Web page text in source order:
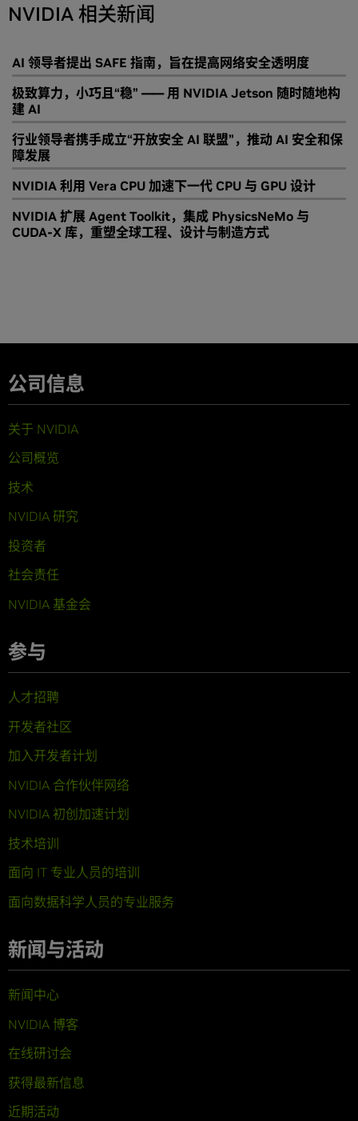
NVIDIA 相关新闻
AI 领导者提出 SAFE 指南，旨在提高网络安全透明度
极致算力，小巧且“稳” —— 用 NVIDIA Jetson 随时随地构
建 AI
行业领导者携手成立“开放安全 AI 联盟”，推动 AI 安全和保
障发展
NVIDIA 利用 Vera CPU 加速下一代 CPU 与 GPU 设计
NVIDIA 扩展 Agent Toolkit，集成 PhysicsNeMo 与
CUDA-X 库，重塑全球工程、设计与制造方式
公司信息
关于 NVIDIA
公司概览
技术
NVIDIA 研究
投资者
社会责任
NVIDIA 基金会
参与
人才招聘
开发者社区
加入开发者计划
NVIDIA 合作伙伴网络
NVIDIA 初创加速计划
技术培训
面向 IT 专业人员的培训
面向数据科学人员的专业服务
新闻与活动
新闻中心
NVIDIA 博客
在线研讨会
获得最新信息
近期活动